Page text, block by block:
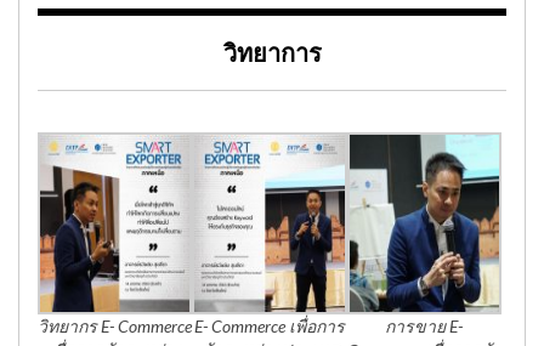
วิทยาการ
วิทยากร E- CommerceE- Commerce เพื่อการ
การขาย E-